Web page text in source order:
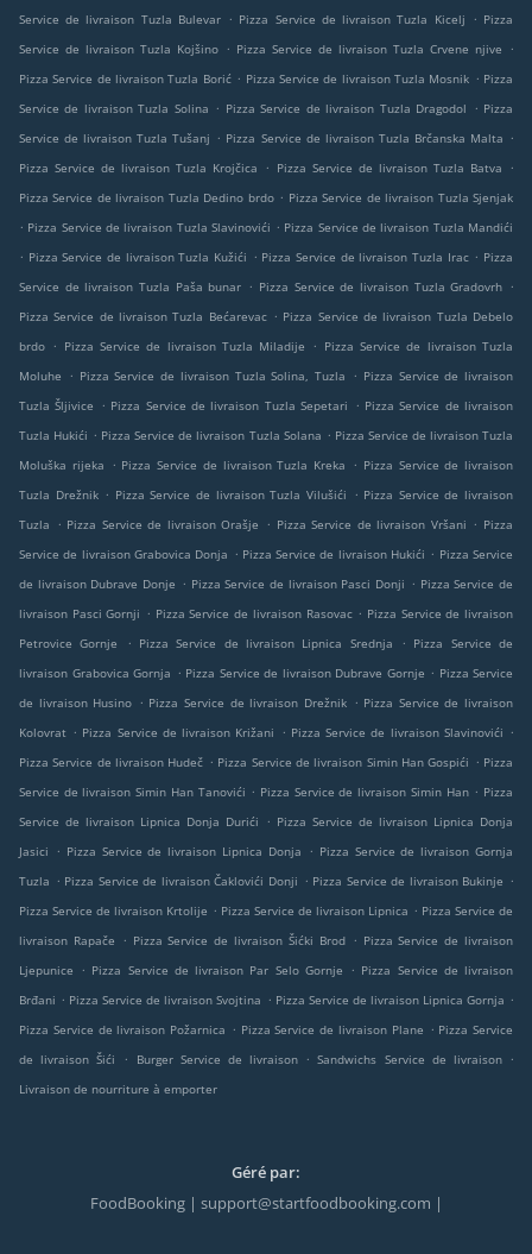
Service de livraison Tuzla Bulevar . Pizza Service de livraison Tuzla Kicelj . Pizza
Service de livraison Tuzla Kojšino . Pizza Service de livraison Tuzla Crvene njive
.
Pizza Service de livraison Tuzla Borić . Pizza Service de livraison Tuzla Mosnik . Pizza
Service de livraison Tuzla Solina . Pizza Service de livraison Tuzla Dragodol . Pizza
Service de livraison Tuzla Tušanj . Pizza Service de livraison Tuzla Brčanska Malta .
Pizza Service de livraison Tuzla Krojčica
. Pizza Service de livraison Tuzla Batva
.
Pizza Service de livraison Tuzla Dedino brdo . Pizza Service de livraison Tuzla Sjenjak
. Pizza Service de livraison Tuzla Slavinovići . Pizza Service de livraison Tuzla Mandići
. Pizza Service de livraison Tuzla Kužići . Pizza Service de livraison Tuzla Irac . Pizza
Service de livraison Tuzla Paša bunar . Pizza Service de livraison Tuzla Gradovrh .
Pizza Service de livraison Tuzla Bećarevac . Pizza Service de livraison Tuzla Debelo
brdo . Pizza Service de livraison Tuzla Miladije . Pizza Service de livraison Tuzla
Moluhe
. Pizza Service de livraison Tuzla Solina, Tuzla . Pizza Service de livraison
Tuzla Šljivice
. Pizza Service de livraison Tuzla Sepetari . Pizza Service de livraison
Tuzla Hukići . Pizza Service de livraison Tuzla Solana . Pizza Service de livraison Tuzla
Moluška rijeka
. Pizza Service de livraison Tuzla Kreka . Pizza Service de livraison
Tuzla Drežnik . Pizza Service de livraison Tuzla Vilušići . Pizza Service de livraison
Tuzla
. Pizza Service de livraison Orašje . Pizza Service de livraison Vršani . Pizza
Service de livraison Grabovica Donja . Pizza Service de livraison Hukići . Pizza Service
de livraison Dubrave Donje . Pizza Service de livraison Pasci Donji . Pizza Service de
livraison Pasci Gornji . Pizza Service de livraison Rasovac . Pizza Service de livraison
Petrovice Gornje
. Pizza Service de livraison Lipnica Srednja . Pizza Service de
livraison Grabovica Gornja . Pizza Service de livraison Dubrave Gornje . Pizza Service
de livraison Husino . Pizza Service de livraison Drežnik . Pizza Service de livraison
Kolovrat . Pizza Service de livraison Križani . Pizza Service de livraison Slavinovići .
Pizza Service de livraison Hudeč . Pizza Service de livraison Simin Han Gospići . Pizza
Service de livraison Simin Han Tanovići . Pizza Service de livraison Simin Han . Pizza
Service de livraison Lipnica Donja Durići
. Pizza Service de livraison Lipnica Donja
Jasici
. Pizza Service de livraison Lipnica Donja . Pizza Service de livraison Gornja
Tuzla . Pizza Service de livraison Čaklovići Donji . Pizza Service de livraison Bukinje .
Pizza Service de livraison Krtolije . Pizza Service de livraison Lipnica . Pizza Service de
livraison Rapače
. Pizza Service de livraison Šićki Brod . Pizza Service de livraison
Ljepunice
. Pizza Service de livraison Par Selo Gornje . Pizza Service de livraison
Brđani . Pizza Service de livraison Svojtina . Pizza Service de livraison Lipnica Gornja .
Pizza Service de livraison Požarnica . Pizza Service de livraison Plane . Pizza Service
de livraison Šići
. Burger Service de livraison . Sandwichs Service de livraison .
Livraison de nourriture à emporter
Géré par:
FoodBooking | support@startfoodbooking.com |